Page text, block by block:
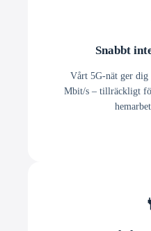
Snabbt
Vårt 5G-nät ger
Mbit/s – tillräckligt